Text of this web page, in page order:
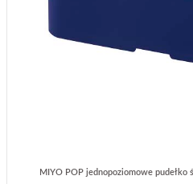
MIYO POP jednopoziomowe pudełko